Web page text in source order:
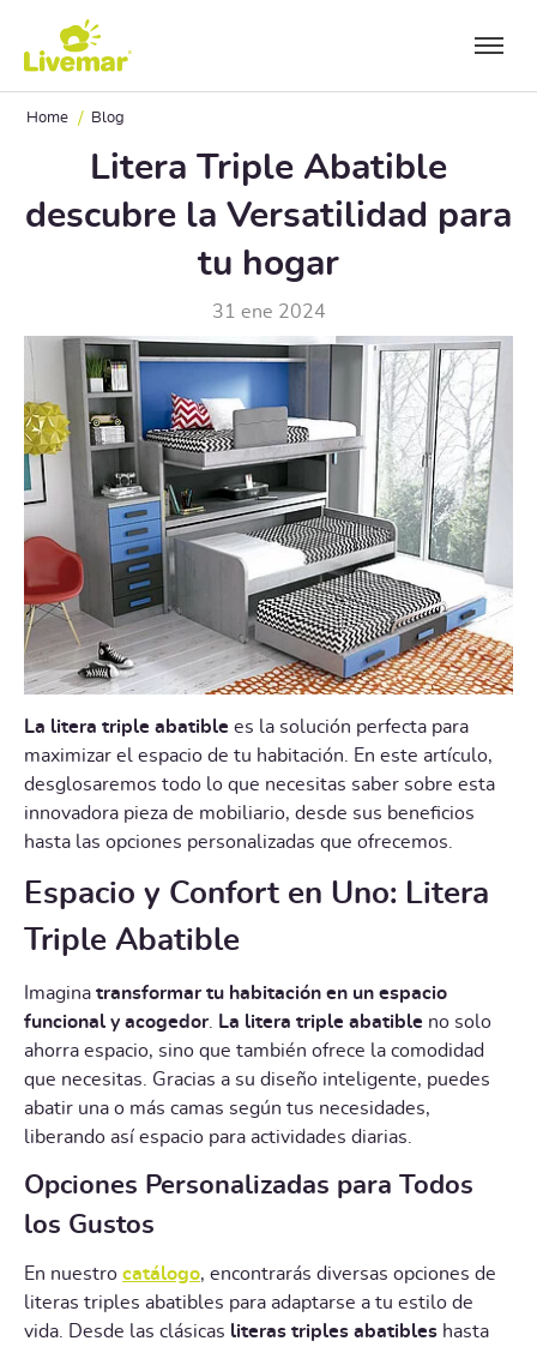
Ir a contenido principal
Home / Blog
Litera Triple Abatible
descubre la Versatilidad para
tu hogar
31 ene 2024
La litera triple abatible es la solución perfecta para
maximizar el espacio de tu habitación. En este artículo,
desglosaremos todo lo que necesitas saber sobre esta
innovadora pieza de mobiliario, desde sus beneficios
hasta las opciones personalizadas que ofrecemos.
Espacio y Confort en Uno: Litera
Triple Abatible
Imagina transformar tu habitación en un espacio
funcional y acogedor. La litera triple abatible no solo
ahorra espacio, sino que también ofrece la comodidad
que necesitas. Gracias a su diseño inteligente, puedes
abatir una o más camas según tus necesidades,
liberando así espacio para actividades diarias.
Opciones Personalizadas para Todos
los Gustos
En nuestro catálogo, encontrarás diversas opciones de
literas triples abatibles para adaptarse a tu estilo de
vida. Desde las clásicas literas triples abatibles hasta